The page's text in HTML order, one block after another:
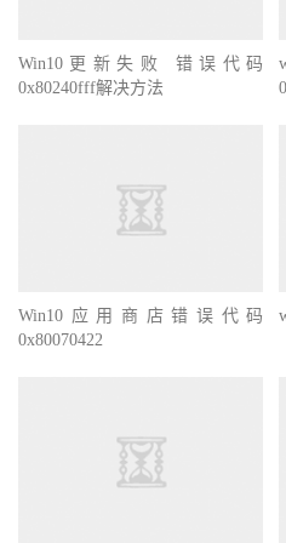
Win10更新失败 错误代码
0x80240fff解决方法
Win10应用商店错误代码
0x80070422